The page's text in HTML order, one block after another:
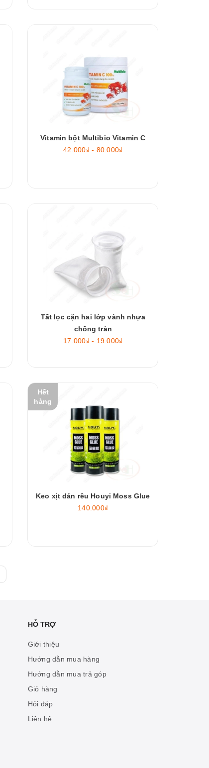
Vitamin bột Multibio Vitamin C
42.000₫ - 80.000₫
Tất lọc cặn hai lớp vành nhựa
chống tràn
17.000₫ - 19.000₫
Hết
hàng
Keo xịt dán rêu Houyi Moss Glue
140.000₫
HỖ TRỢ
Giới thiệu
Hướng dẫn mua hàng
Hướng dẫn mua trả góp
Giỏ hàng
Hỏi đáp
Liên hệ